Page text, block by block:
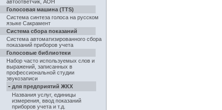
автоответчик, АОН
Голосовая машина (TTS)
Система синтеза голоса на русском
языке Сакрамент
Система сбора показаний
Система автоматизированного сбора
показаний приборов учета
Голосовые библиотеки
Набор часто используемых слов и
выражений, записанных в
профессиональной студии
звукозаписи
- для предприятий ЖКХ
Названия услуг, единицы
измерения, ввод показаний
приборов учета и т.д.